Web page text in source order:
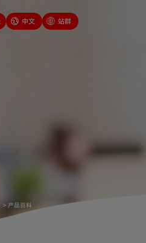
中文 站群
> 产品百科